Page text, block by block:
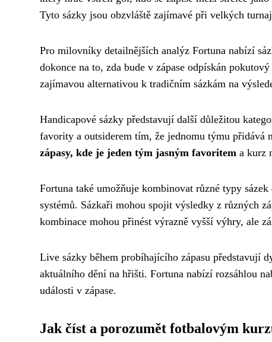
Tyto sázky jsou obzvláště zajímavé při velkých
Pro milovníky detailnějších analýz Fortuna nabízí
dokonce na to, zda bude v zápase odpískán
zajímavou alternativou k tradičním sázkám na
Handicapové sázky představují další důležitou
favority a outsiderem tím, že jednomu týmu přidává
zápasy, kde je jeden tým jasným favoritem a kurz
Fortuna také umožňuje kombinovat různé typy
systémů. Sázkaři mohou spojit výsledky z různých
kombinace mohou přinést výrazně vyšší výhry, ale
Live sázky během probíhajícího zápasu představují
aktuálního dění na hřišti. Fortuna nabízí rozsáhlou
události v zápase.
Jak číst a porozumět fotbalovým